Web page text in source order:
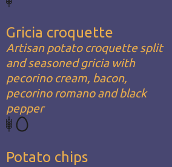
Gricia croquette
Artisan potato croquette split
and seasoned gricia with
pecorino cream, bacon,
pecorino romano and black
pepper
Potato chips